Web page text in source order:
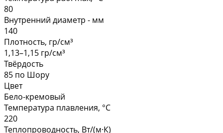
80
Внутренний диаметр - мм
140
Плотность, гр/см³
1,13–1,15 гр/см³
Твёрдость
85 по Шору
Цвет
Бело-кремовый
Температура плавления, °С
220
Теплопроводность, Вт/(м·К)